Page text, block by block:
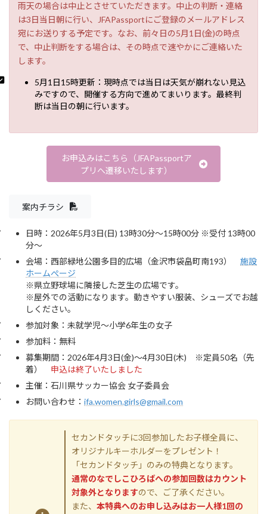
雨天の場合は中止とさせていただきます。中止の判断・連絡
は3日当日朝に行い、JFAPassportにご登録のメールアドレス
宛にお送りする予定です。なお、前々日の5月1日(金)の時点
で、中止判断をする場合は、その時点で速やかにご連絡いた
します。
5月1日15時更新：現時点では当日は天気が崩れない見込
みですので、開催する方向で進めてまいります。最終判
断は当日の朝に行います。
お申込みはこちら（JFAPassportア
プリへ遷移いたします）
案内チラシ
日時：2026年5月3日(日) 13時30分～15時00分 ※受付 13時00
分～
会場：西部緑地公園多目的広場（金沢市袋畠町南193） 施設
ホームぺージ
※県立野球場に隣接した芝生の広場です。
※屋外での活動になります。動きやすい服装、シューズでお越
しください。
参加対象：未就学児～小学6年生の女子
参加料：無料
募集期間：2026年4月3日(金)～4月30日(木) ※定員50名（先
着） 申込は終了いたしました
主催：石川県サッカー協会 女子委員会
お問い合わせ： ifa.women.girls@gmail.com
セカンドタッチに3回参加したお子様全員に、
オリジナルキーホルダーをプレゼント！
「セカンドタッチ」のみの特典となります。
通常のなでしこひろばへの参加回数はカウント
対象外となりますので、ご了承ください。
また、 本特典へのお申し込みはお一人様1回の